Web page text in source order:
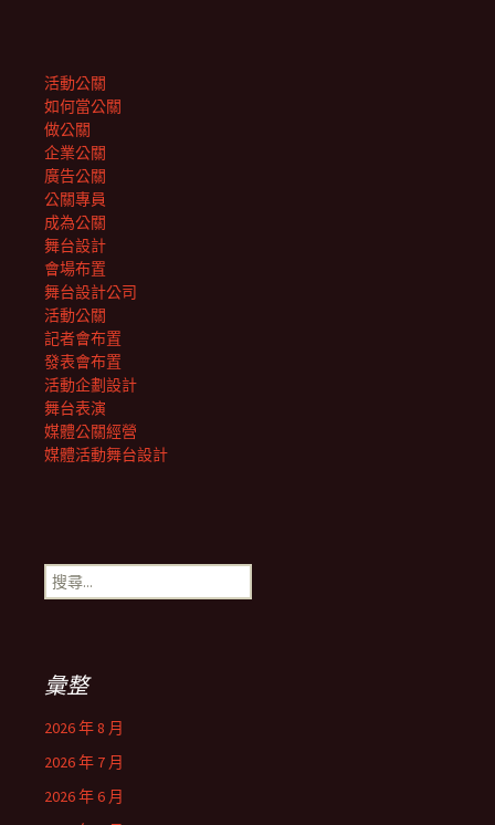
活動公關
如何當公關
做公關
企業公關
廣告公關
公關專員
成為公關
舞台設計
會場布置
舞台設計公司
活動公關
記者會布置
發表會布置
活動企劃設計
舞台表演
媒體公關經營
媒體活動舞台設計
搜
尋
彙整
2026 年 8 月
2026 年 7 月
2026 年 6 月